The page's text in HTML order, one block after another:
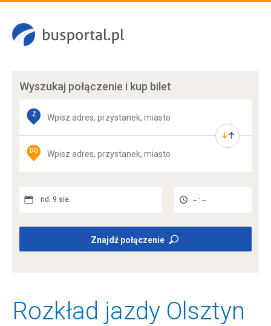
Wyszukaj połączenie i kup bilet
Z
DO
nd. 9 sie. -- : --
Znajdź połączenie
Rozkład jazdy Olsztyn